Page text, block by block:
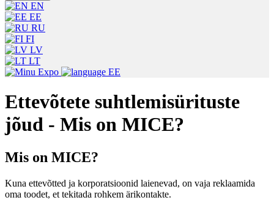
EN
EE
RU
FI
LV
LT
EE
Ettevõtete suhtlemisürituste
jõud - Mis on MICE?
Mis on MICE?
Kuna ettevõtted ja korporatsioonid laienevad, on vaja reklaamida
oma toodet, et tekitada rohkem ärikontakte.